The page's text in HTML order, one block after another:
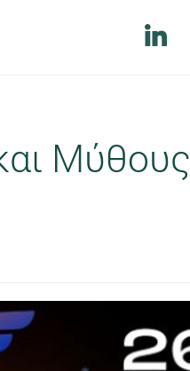
Μύθους